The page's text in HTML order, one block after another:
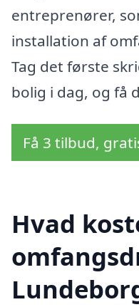
entreprenører,
installation af
Tag det første
bolig i dag, og få
Få 3 tilbud,
Hvad